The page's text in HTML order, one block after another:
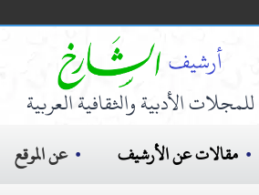
للمجلات الأدبية والثقافية العربية
مقالات عن الأرشيف عن الموقع